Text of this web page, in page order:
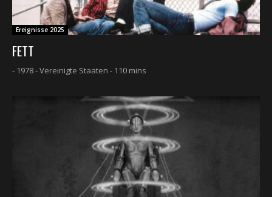
Ereignisse 2025
FETT
- 1978 - Vereinigte Staaten - 110 mins